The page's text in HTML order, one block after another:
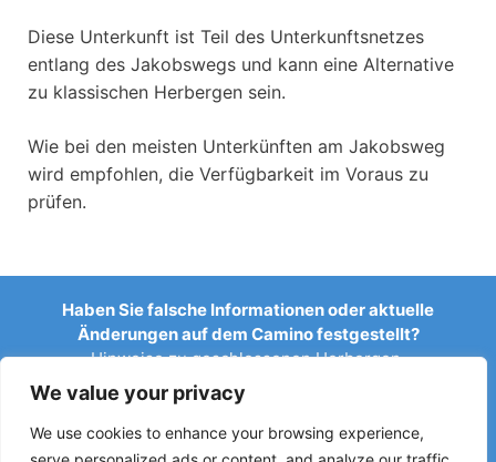
We value your privacy
We use cookies to enhance your browsing experience,
Diese Unterkunft ist Teil des Unterkunftsnetzes
entlang des Jakobswegs und kann eine Alternative
zu klassischen Herbergen sein.
Wie bei den meisten Unterkünften am Jakobsweg
wird empfohlen, die Verfügbarkeit im Voraus zu
prüfen.
Haben Sie falsche Informationen oder aktuelle
Änderungen auf dem Camino festgestellt?
Hinweise zu geschlossenen Herbergen,
Überschwemmungen, Umleitungen, Bauarbeiten oder
anderen Änderungen helfen, den Reiseführer aktuell zu
halten.